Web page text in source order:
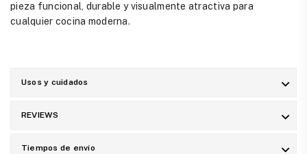
pieza funcional, durable y visualmente atractiva para
cualquier cocina moderna.
Usos y cuidados
REVIEWS
Tiempos de envío